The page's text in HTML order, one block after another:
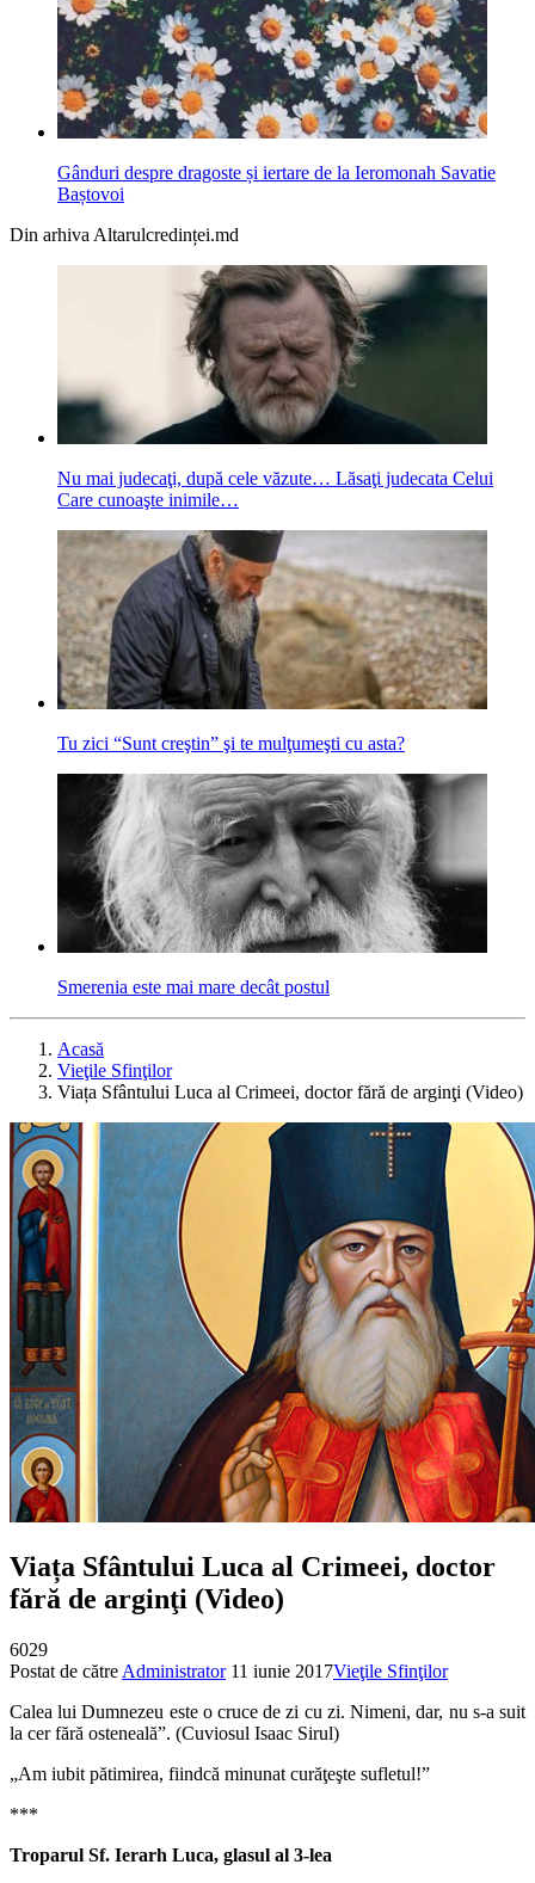
Gânduri despre dragoste și iertare de la Ieromonah Savatie
Baștovoi
Din arhiva Altarulcredinței.md
Nu mai judecaţi, după cele văzute… Lăsaţi judecata Celui
Care cunoaşte inimile…
Tu zici “Sunt creştin” şi te mulţumeşti cu asta?
Smerenia este mai mare decât postul
Acasă
Vieţile Sfinţilor
Viața Sfântului Luca al Crimeei, doctor fără de arginţi (Video)
Viața Sfântului Luca al Crimeei, doctor
fără de arginţi (Video)
6029
Postat de către Administrator 11 iunie 2017Vieţile Sfinţilor
Calea lui Dumnezeu este o cruce de zi cu zi. Nimeni, dar, nu s-a suit
la cer fără osteneală”. (Cuviosul Isaac Sirul)
„Am iubit pătimirea, fiindcă minunat curăţeşte sufletul!”
***
Troparul Sf. Ierarh Luca, glasul al 3-lea